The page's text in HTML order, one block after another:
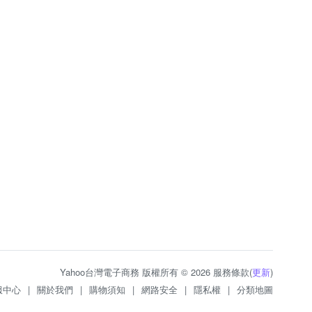
Yahoo台灣電子商務 版權所有 © 2026 服務條款(更新)
中心 | 關於我們 | 購物須知 | 網路安全 | 隱私權 | 分類地圖